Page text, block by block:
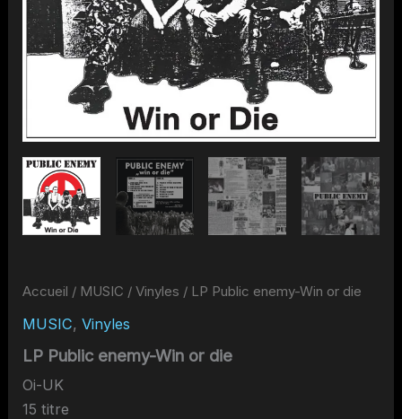
Accueil / MUSIC /Vinyles / LP Public enemy-Win or die
MUSIC,Vinyles
LP Public enemy-Win or die
Oi-UK
15 titre